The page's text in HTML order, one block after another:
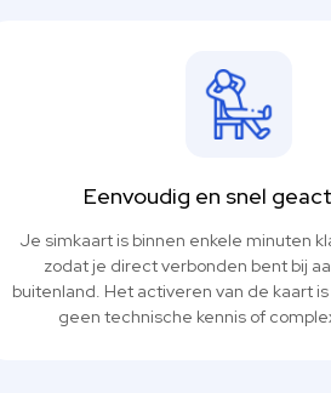
Eenvoudig en snel
Je simkaart is binnen enkele minuten
zodat je direct verbonden bent bij
buitenland. Het activeren van de kaart
geen technische kennis of